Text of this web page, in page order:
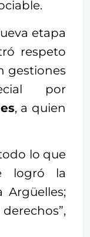
etapa
respeto
gestiones
por
, a quien
lo que
logró la
Argüelles;